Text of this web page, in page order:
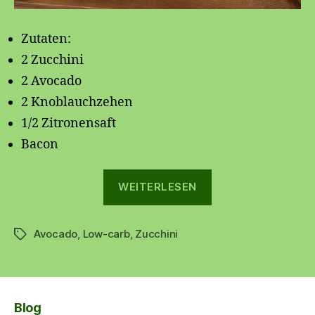
Zutaten:
2 Zucchini
2 Avocado
2 Knoblauchzehen
1/2 Zitronensaft
Bacon
WEITERLESEN
Schlagwörter
Avocado Low-carb, Zucchini
Blog